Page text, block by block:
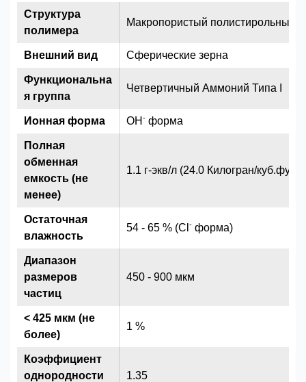
Макропористый полистирольный
Сферические зерна
Четвертичный Аммоний Типа I
OH - форма
1.1 г-экв/л (24.0 Килогран/куб.фут)
54 - 65 % (Cl - форма)
450 - 900 мкм
1 %
1.35
Структура
полимера
Внешний вид
Функциональна
я группа
Ионная форма
Полная
обменная
емкость (не
менее)
Остаточная
влажность
Диапазон
размеров
частиц
< 425 мкм (не
более)
Коэффициент
однородности